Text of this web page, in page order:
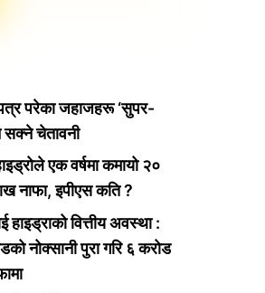
परेका जहाजहरू ‘सुपर-
सक्ने चेतावनी
एक वर्षमा कमायो २०
नाफा, इपीएस कति ?
हाइड्राको वित्तीय अवस्था :
नोक्सानी पुरा गरि ६ करोड